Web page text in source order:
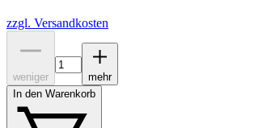
zzgl. Versandkosten
weniger
mehr
In den Warenkorb